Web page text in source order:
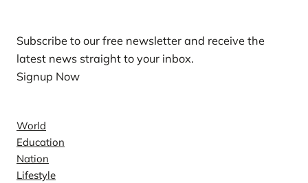
Subscribe to our free newsletter and receive the
latest news straight to your inbox.
Signup Now
World
Education
Nation
Lifestyle